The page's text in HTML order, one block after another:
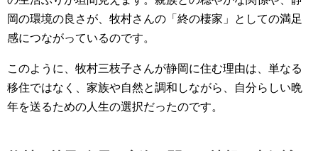
岡の環境の良さが、牧村さんの「終の棲家」としての満足
感につながっているのです。
このように、牧村三枝子さんが静岡に住む理由は、単なる
移住ではなく、家族や自然と調和しながら、自分らしい晩
年を送るための人生の選択だったのです。